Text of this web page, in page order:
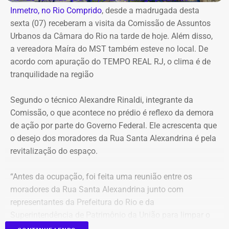
Sudeste.
Na cidade do Rio, o domingo será mais quente, com
mínima prevista de 21°C e máxima de 36°C. A previsão
indica sol entre nuvens durante o dia, com aumento da
nebulosidade e possibilidade de pancadas de chuva à
A mudança ocorre com o afastamento da frente fria que
atuou sobre o estado e a aproximação de um novo
sistema.
Inmetro, no Rio Comprido, desde a madrugada desta
sexta (07) receberam a visita da Comissão de Assuntos
Urbanos da Câmara do Rio na tarde de hoje. Além disso,
a vereadora Maíra do MST também esteve no local. De
acordo com apuração do TEMPO REAL RJ, o clima é de
tranquilidade na região
Segundo o técnico Alexandre Rinaldi, integrante da
Comissão, o que acontece no prédio é reflexo da demora
de ação por parte do Governo Federal. Ele acrescenta que
o desejo dos moradores da Rua Santa Alexandrina é pela
revitalização do espaço.
“Antes da ocupação, foi feita uma reunião entre os
moradores da Rua Santa Alexandrina junto com
representantes da Prefeitura do Rio e da